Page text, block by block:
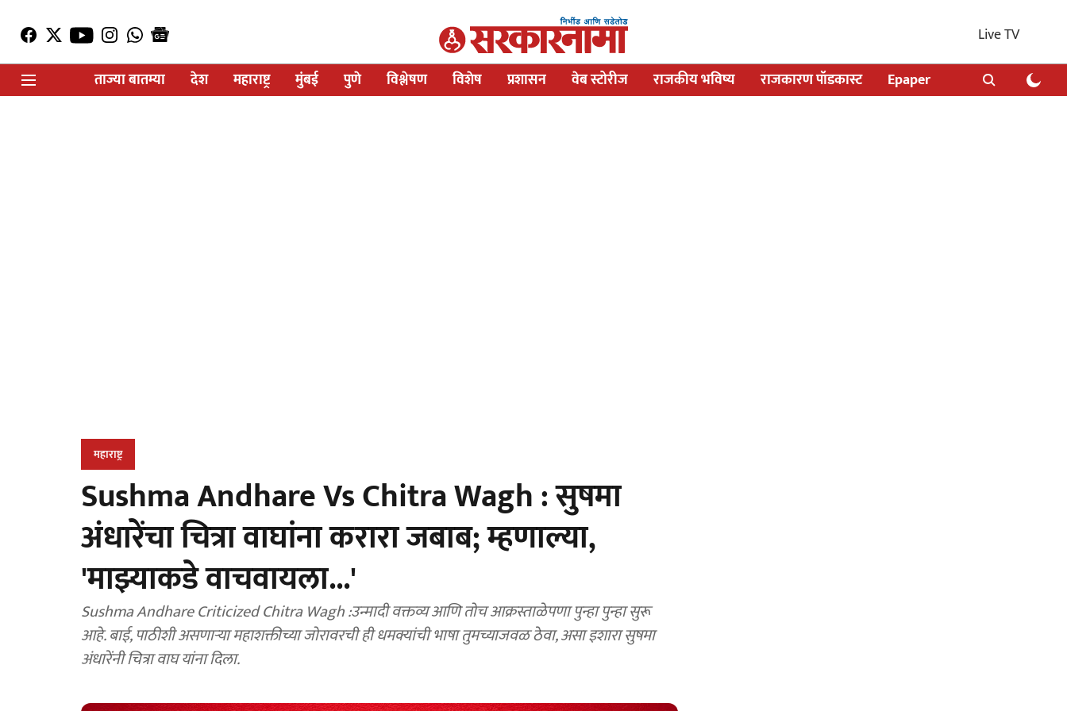
Live TV
ताज्या बातम्या
देश महाराष्ट्र मुंबई पुणे विश्लेषण विशेष प्रशासन वेब स्टोरीज राजकीय भविष्य राजकारण पॉडकास्ट Epaper
महाराष्ट्र
Sushma Andhare Vs Chitra Wagh : सुषमा
अंधारेंचा चित्रा वाघांना करारा जबाब; म्हणाल्या,
'माझ्याकडे वाचवायला...'
Sushma Andhare Criticized Chitra Wagh :उन्मादी वक्तव्य आणि तोच आक्रस्ताळेपणा पुन्हा पुन्हा सुरू
आहे. बाई, पाठीशी असणाऱ्या महाशक्तीच्या जोरावरची ही धमक्यांची भाषा तुमच्याजवळ ठेवा, असा इशारा सुषमा
अंधारेंनी चित्रा वाघ यांना दिला.